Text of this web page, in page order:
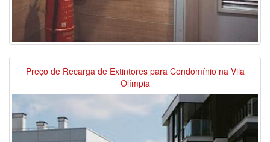
Preço de Recarga de Extintores para Condomínio na Vila
Olímpia